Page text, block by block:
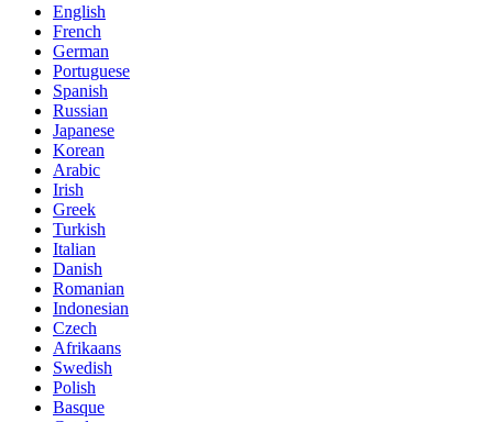
English
French
German
Portuguese
Spanish
Russian
Japanese
Korean
Arabic
Irish
Greek
Turkish
Italian
Danish
Romanian
Indonesian
Czech
Afrikaans
Swedish
Polish
Basque